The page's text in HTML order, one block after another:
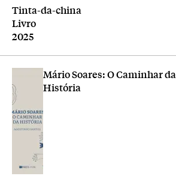
Editora
Tinta-da-china
Tipologia
Livro
Ano
2025
Mário Soares: O Caminhar da
História